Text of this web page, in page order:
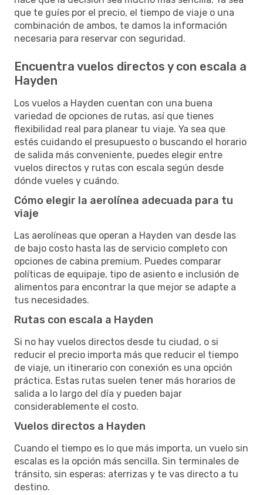
que te guíes por el precio, el tiempo de viaje o una
combinación de ambos, te damos la información
necesaria para reservar con seguridad.
Encuentra vuelos directos y con escala a
Hayden
Los vuelos a Hayden cuentan con una buena
variedad de opciones de rutas, así que tienes
flexibilidad real para planear tu viaje. Ya sea que
estés cuidando el presupuesto o buscando el horario
de salida más conveniente, puedes elegir entre
vuelos directos y rutas con escala según desde
dónde vueles y cuándo.
Cómo elegir la aerolínea adecuada para tu
viaje
Las aerolíneas que operan a Hayden van desde las
de bajo costo hasta las de servicio completo con
opciones de cabina premium. Puedes comparar
políticas de equipaje, tipo de asiento e inclusión de
alimentos para encontrar la que mejor se adapte a
tus necesidades.
Rutas con escala a Hayden
Si no hay vuelos directos desde tu ciudad, o si
reducir el precio importa más que reducir el tiempo
de viaje, un itinerario con conexión es una opción
práctica. Estas rutas suelen tener más horarios de
salida a lo largo del día y pueden bajar
considerablemente el costo.
Vuelos directos a Hayden
Cuando el tiempo es lo que más importa, un vuelo sin
escalas es la opción más sencilla. Sin terminales de
tránsito, sin esperas: aterrizas y te vas directo a tu
destino.